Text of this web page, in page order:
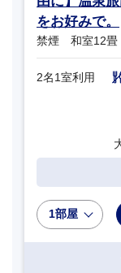
をお好みで。
禁煙 和室12畳
2名1室利用
1部屋